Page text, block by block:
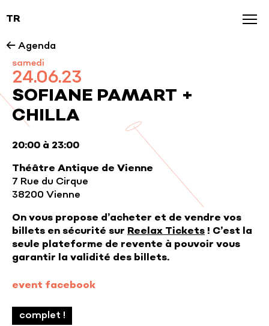
TR
Agenda
News
Galerie
Nos marques
← Agenda
samedi
24.06.23
SOFIANE PAMART +
CHILLA
20:00 à 23:00
Théâtre Antique de Vienne
7 Rue du Cirque
38200 Vienne
On vous propose d’acheter et de vendre vos
billets en sécurité sur Reelax Tickets ! C’est la
seule plateforme de revente à pouvoir vous
garantir la validité des billets.
event facebook
complet !